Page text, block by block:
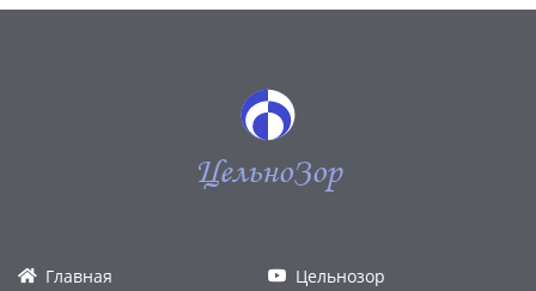
ЦельноЗор
Главная
Цельнозор